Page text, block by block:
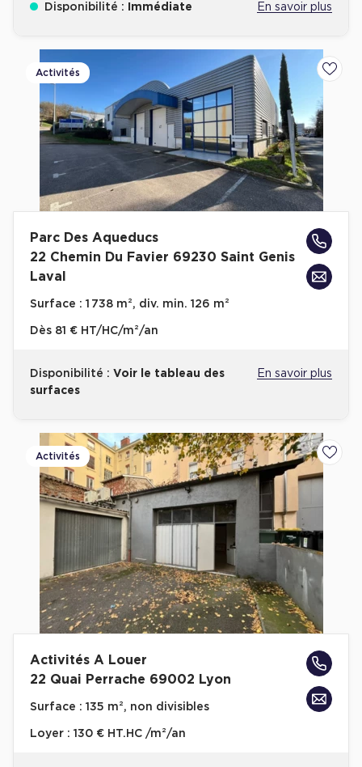
Disponibilité : Immédiate En savoir plus
Activités
Parc Des Aqueducs
22 Chemin Du Favier 69230 Saint Genis
Laval
Surface : 1 738 m², div. min. 126 m²
Dès 81 € HT/HC/m²/an
Disponibilité : Voir le tableau des
surfaces
En savoir plus
Activités
Activités A Louer
22 Quai Perrache 69002 Lyon
Surface : 135 m², non divisibles
Loyer : 130 € HT.HC /m²/an